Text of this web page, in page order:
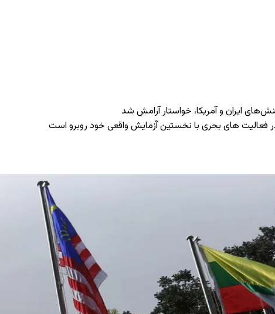
فعالیت های بحری با نخستین آزمایش واقعی خود روبرو است